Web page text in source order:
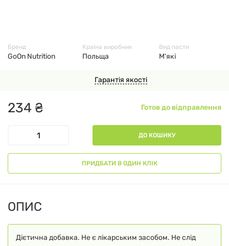
Гарантія якості
234 ₴ Готов до відправлення
ДО КОШИКУ
ПРИДБАТИ В ОДИН КЛІК
Бренд
GoOn Nutrition
Країна виробник
Польща
Вид пасти
М'які
ОПИС
Дієтична добавка. Не є лікарським засобом. Не слід